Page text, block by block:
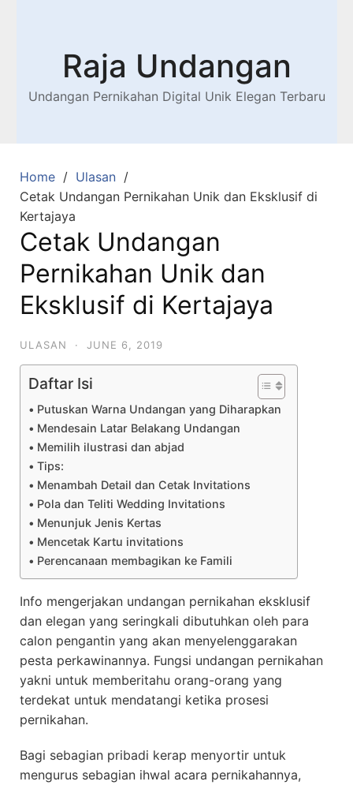
Raja Undangan
Undangan Pernikahan Digital Unik Elegan Terbaru
Home
Ulasan
Cetak Undangan Pernikahan Unik dan Eksklusif di
Kertajaya
Cetak Undangan
Pernikahan Unik dan
Eksklusif di Kertajaya
ULASAN · JUNE 6, 2019
Daftar Isi
Putuskan Warna Undangan yang Diharapkan
Mendesain Latar Belakang Undangan
Memilih ilustrasi dan abjad
Tips:
Menambah Detail dan Cetak Invitations
Pola dan Teliti Wedding Invitations
Menunjuk Jenis Kertas
Mencetak Kartu invitations
Perencanaan membagikan ke Famili
Info mengerjakan undangan pernikahan eksklusif
dan elegan yang seringkali dibutuhkan oleh para
calon pengantin yang akan menyelenggarakan
pesta perkawinannya. Fungsi undangan pernikahan
yakni untuk memberitahu orang-orang yang
terdekat untuk mendatangi ketika prosesi
pernikahan.
Bagi sebagian pribadi kerap menyortir untuk
mengurus sebagian ihwal acara pernikahannya,